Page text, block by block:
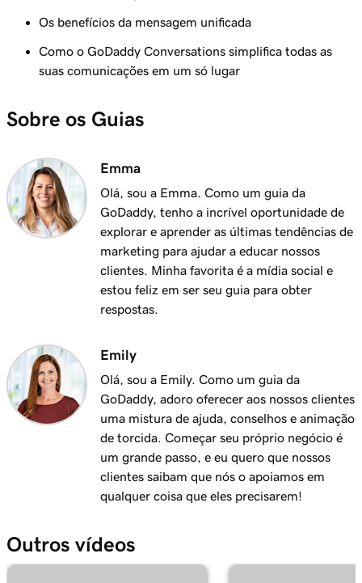
Aula 7 (de 7)
Leia e responda mensagens em Conversas
GoDaddy
Os benefícios da mensagem unificada
Como o GoDaddy Conversations simplifica todas as
suas comunicações em um só lugar
Sobre os Guias
Emma
Olá, sou a Emma. Como um guia da
GoDaddy, tenho a incrível oportunidade de
explorar e aprender as últimas tendências de
marketing para ajudar a educar nossos
clientes. Minha favorita é a mídia social e
estou feliz em ser seu guia para obter
respostas.
Emily
Olá, sou a Emily. Como um guia da
GoDaddy, adoro oferecer aos nossos clientes
uma mistura de ajuda, conselhos e animação
de torcida. Começar seu próprio negócio é
um grande passo, e eu quero que nossos
clientes saibam que nós o apoiamos em
qualquer coisa que eles precisarem!
Outros vídeos